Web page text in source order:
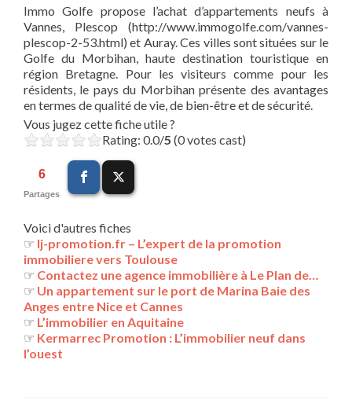
Immo Golfe propose l’achat d’appartements neufs à
Vannes, Plescop (http://www.immogolfe.com/vannes-
plescop-2-53.html) et Auray. Ces villes sont situées sur le
Golfe du Morbihan, haute destination touristique en
région Bretagne. Pour les visiteurs comme pour les
résidents, le pays du Morbihan présente des avantages
en termes de qualité de vie, de bien-être et de sécurité.
Vous jugez cette fiche utile ?
Rating: 0.0/5 (0 votes cast)
6
Partages
Voici d'autres fiches
☞ lj-promotion.fr – L’expert de la promotion
immobiliere vers Toulouse
☞ Contactez une agence immobilière à Le Plan de…
☞ Un appartement sur le port de Marina Baie des
Anges entre Nice et Cannes
☞ L’immobilier en Aquitaine
☞ Kermarrec Promotion : L’immobilier neuf dans
l’ouest